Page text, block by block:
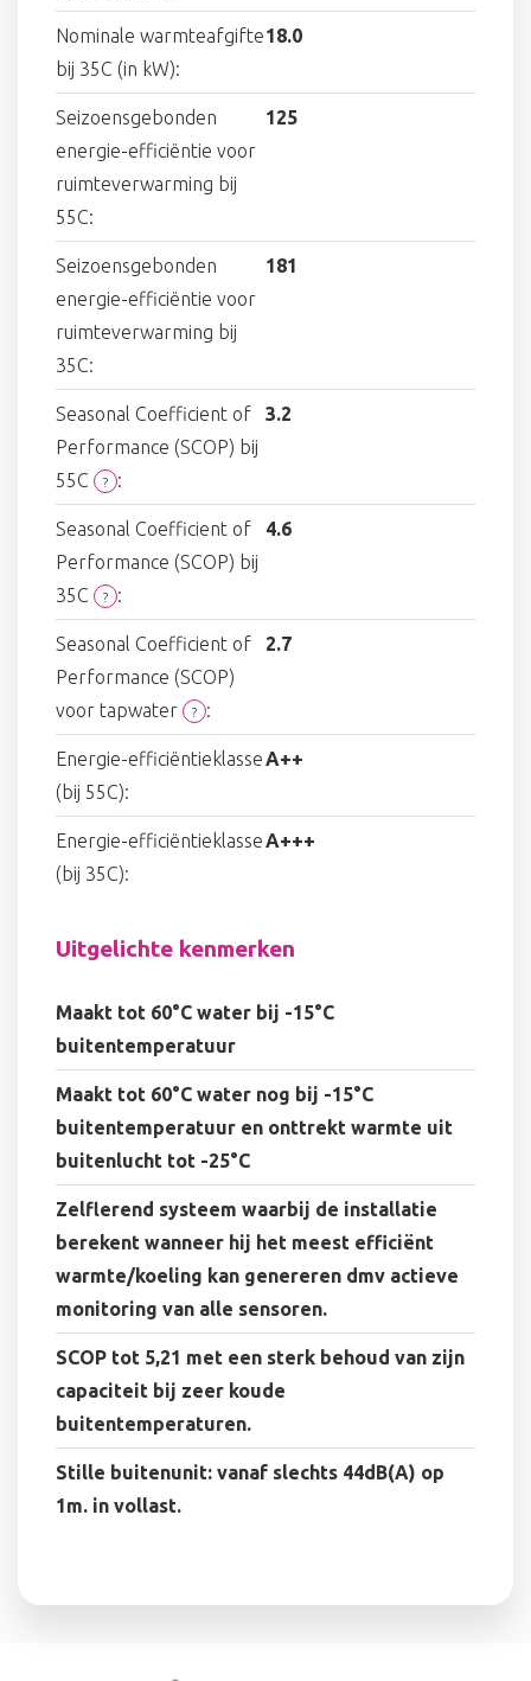
Nominale warmteafgifte
bij 35C (in kW):
18.0
Seizoensgebonden
energie-efficiëntie voor
ruimteverwarming bij
55C:
125
Seizoensgebonden
energie-efficiëntie voor
ruimteverwarming bij
35C:
181
Seasonal Coefficient of
Performance (SCOP) bij
55C
? :
3.2
Seasonal Coefficient of
Performance (SCOP) bij
35C
? :
4.6
Seasonal Coefficient of
Performance (SCOP)
voor tapwater
? :
2.7
Energie-efficiëntieklasse
(bij 55C):
A++
Energie-efficiëntieklasse
(bij 35C):
A+++
Uitgelichte kenmerken
Maakt tot 60°C water bij -15°C
buitentemperatuur
Maakt tot 60°C water nog bij -15°C
buitentemperatuur en onttrekt warmte uit
buitenlucht tot -25°C
Zelflerend systeem waarbij de installatie
berekent wanneer hij het meest efficiënt
warmte/koeling kan genereren dmv actieve
monitoring van alle sensoren.
SCOP tot 5,21 met een sterk behoud van zijn
capaciteit bij zeer koude
buitentemperaturen.
Stille buitenunit: vanaf slechts 44dB(A) op
1m. in vollast.